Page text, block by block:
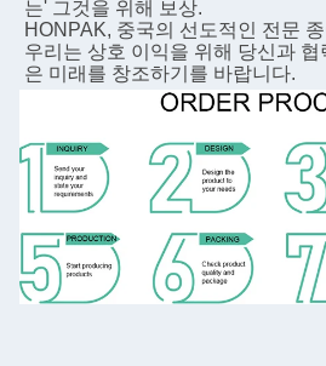
는' 그것을 위해 보상.
HONPAK, 중국의 선도적인 전문
우리는 상호 이익을 위해 당신과
은 미래를 창조하기를 바랍니다.